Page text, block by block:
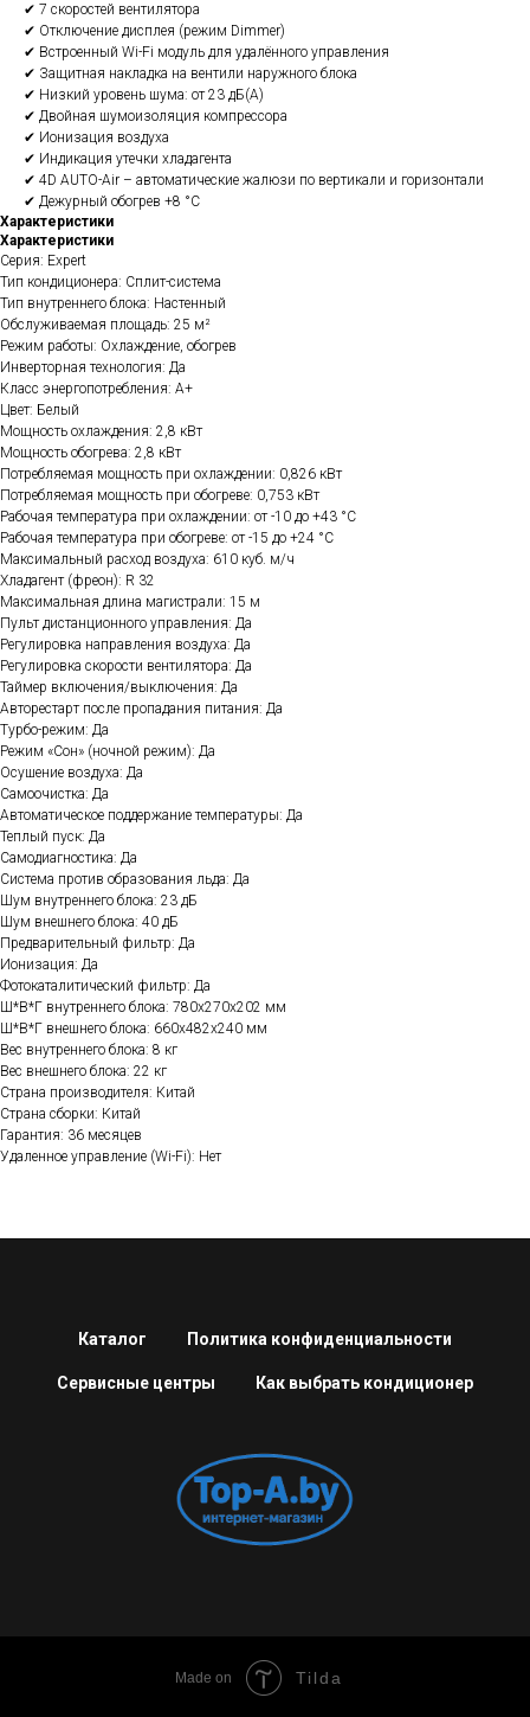
✔ 7 скоростей вентилятора
✔ Отключение дисплея (режим Dimmer)
✔ Встроенный Wi-Fi модуль для удалённого управления
✔ Защитная накладка на вентили наружного блока
✔ Низкий уровень шума: от 23 дБ(А)
✔ Двойная шумоизоляция компрессора
✔ Ионизация воздуха
✔ Индикация утечки хладагента
✔ 4D AUTO-Air – автоматические жалюзи по вертикали и горизонтали
✔ Дежурный обогрев +8 °C
Характеристики
Характеристики
Серия: Expert
Тип кондиционера: Сплит-система
Тип внутреннего блока: Настенный
Обслуживаемая площадь: 25 м²
Режим работы: Охлаждение, обогрев
Инверторная технология: Да
Класс энергопотребления: A+
Цвет: Белый
Мощность охлаждения: 2,8 кВт
Мощность обогрева: 2,8 кВт
Потребляемая мощность при охлаждении: 0,826 кВт
Потребляемая мощность при обогреве: 0,753 кВт
Рабочая температура при охлаждении: от -10 до +43 °C
Рабочая температура при обогреве: от -15 до +24 °C
Максимальный расход воздуха: 610 куб. м/ч
Хладагент (фреон): R 32
Максимальная длина магистрали: 15 м
Пульт дистанционного управления: Да
Регулировка направления воздуха: Да
Регулировка скорости вентилятора: Да
Таймер включения/выключения: Да
Авторестарт после пропадания питания: Да
Турбо-режим: Да
Режим «Сон» (ночной режим): Да
Осушение воздуха: Да
Самоочистка: Да
Автоматическое поддержание температуры: Да
Теплый пуск: Да
Самодиагностика: Да
Система против образования льда: Да
Шум внутреннего блока: 23 дБ
Шум внешнего блока: 40 дБ
Предварительный фильтр: Да
Ионизация: Да
Фотокаталитический фильтр: Да
Ш*В*Г внутреннего блока: 780x270x202 мм
Ш*В*Г внешнего блока: 660x482x240 мм
Вес внутреннего блока: 8 кг
Вес внешнего блока: 22 кг
Страна производителя: Китай
Страна сборки: Китай
Гарантия: 36 месяцев
Удаленное управление (Wi-Fi): Нет
Каталог Политика конфиденциальности
Сервисные центры Как выбрать кондиционер
Made on Tilda